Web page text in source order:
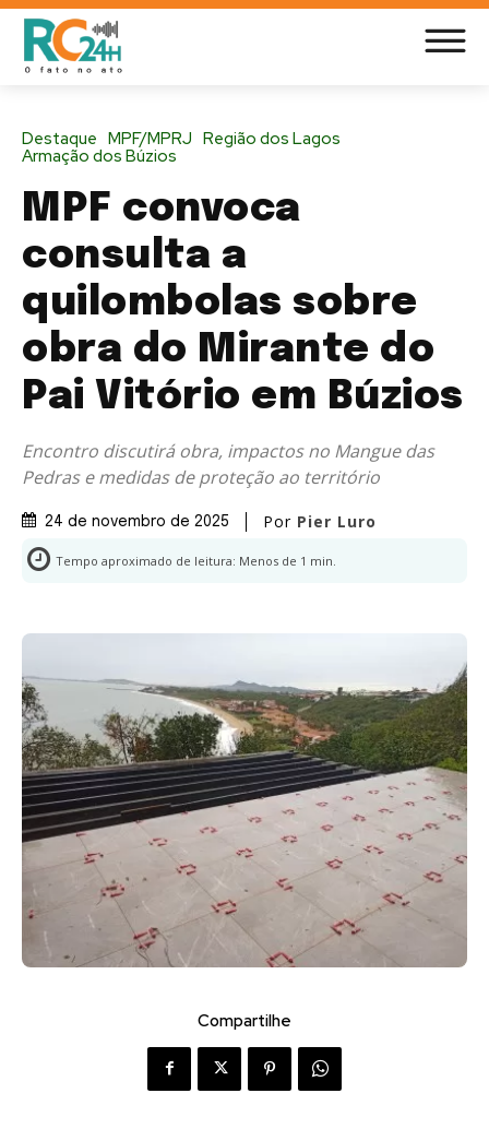
Destaque MPF/MPRJ Região dos Lagos
Armação dos Búzios
MPF convoca
consulta a
quilombolas sobre
obra do Mirante do
Pai Vitório em Búzios
Encontro discutirá obra, impactos no Mangue das
Pedras e medidas de proteção ao território
24 de novembro de 2025 Por Pier Luro
Tempo aproximado de leitura: Menos de 1 min.
Compartilhe